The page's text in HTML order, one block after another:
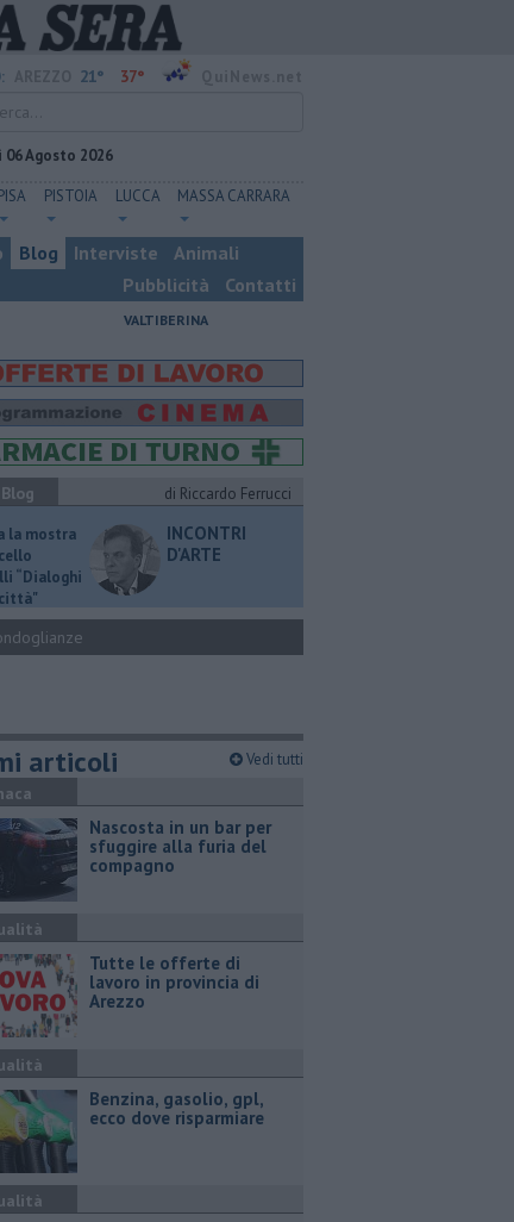
21° 37°
06 Agosto 2026
PISTOIA LUCCA MASSA CARRARA
Blog Interviste
Animali
Pubblicità
Contatti
VALTIBERINA
di Riccardo Ferrucci
la mostra
“Dialoghi
INCONTRI
D'ARTE
articoli Vedi tutti
Nascosta in un bar per
sfuggire alla furia del
compagno
​Tutte le offerte di
lavoro in provincia di
Arezzo
​Benzina, gasolio, gpl,
ecco dove risparmiare